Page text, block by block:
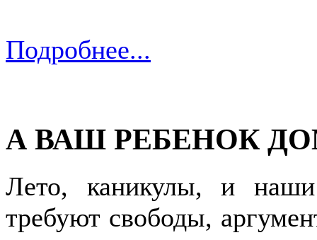
Подробнее...
А ВАШ РЕБЕНОК
Лето, каникулы, и наши
требуют свободы,